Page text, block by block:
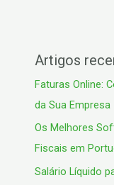
Artigos
Faturas Online:
da Sua Empresa
Os Melhores
Fiscais em
Salário Líquido